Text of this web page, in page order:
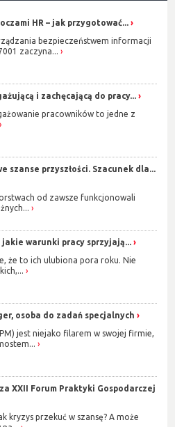
HR – jak przygotować...
bezpieczeństwem informacji
zaczyna...
i zachęcającą do pracy...
pracowników to jedne z
szanse przyszłości. Szacunek dla...
od zawsze funkcjonowali
jakie warunki pracy sprzyjają...
że to ich ulubiona pora roku. Nie
osoba do zadań specjalnych
jest niejako filarem w swojej firmie,
XXII Forum Praktyki Gospodarczej
kryzys przekuć w szansę? A może